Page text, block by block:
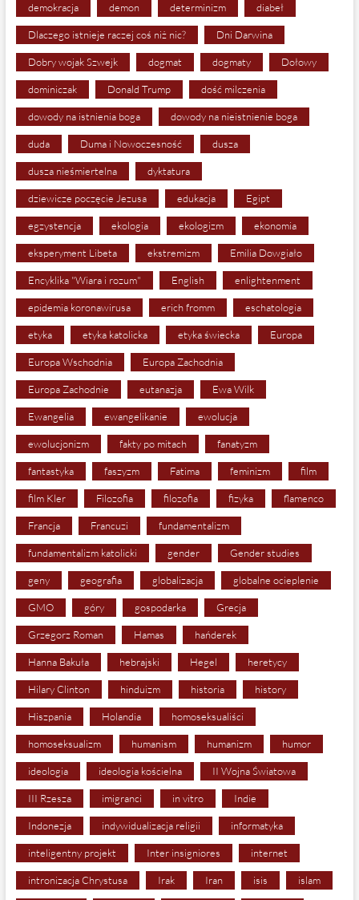
demokracja demon determinizm diabeł
Dlaczego istnieje raczej coś niż nic? Dni Darwina
Dobry wojak Szwejk dogmat dogmaty Dołowy
dominiczak Donald Trump dość milczenia
dowody na istnienia boga dowody na nieistnienie boga
duda Duma i Nowoczesność dusza
dusza nieśmiertelna dyktatura
dziewicze poczęcie Jezusa edukacja Egipt
egzystencja ekologia ekologizm ekonomia
eksperyment Libeta ekstremizm Emilia Dowgiało
Encyklika "Wiara i rozum" English enlightenment
epidemia koronawirusa erich fromm eschatologia
etyka etyka katolicka etyka świecka Europa
Europa Wschodnia Europa Zachodnia
Europa Zachodnie eutanazja Ewa Wilk
Ewangelia ewangelikanie ewolucja
ewolucjonizm fakty po mitach fanatyzm
fantastyka faszyzm Fatima feminizm film
film Kler Filozofia filozofia fizyka flamenco
Francja Francuzi fundamentalizm
fundamentalizm katolicki gender Gender studies
geny geografia globalizacja globalne ocieplenie
GMO góry gospodarka Grecja
Grzegorz Roman Hamas hańderek
Hanna Bakuła hebrajski Hegel heretycy
Hilary Clinton hinduizm historia history
Hiszpania Holandia homoseksualiści
homoseksualizm humanism humanizm humor
ideologia ideologia kościelna II Wojna Światowa
III Rzesza imigranci in vitro Indie
Indonezja indywidualizacja religii informatyka
inteligentny projekt Inter insigniores internet
intronizacja Chrystusa Irak Iran isis islam